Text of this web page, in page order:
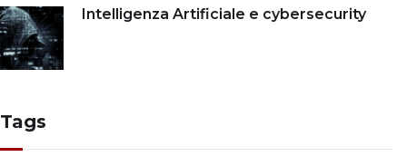
Intelligenza Artificiale e cybersecurity
Tags